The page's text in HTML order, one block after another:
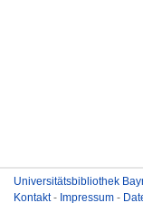
Universitätsbibliothek
Kontakt- Impressum -